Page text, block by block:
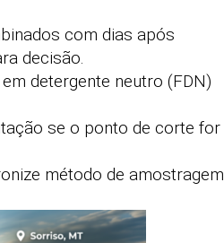
com dias após
decisão.
detergente neutro (FDN)
se o ponto de corte for
método de amostragem